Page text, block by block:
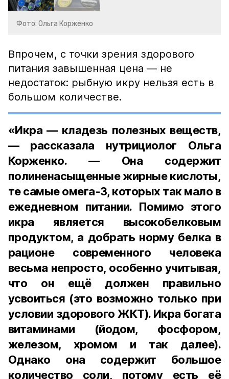
Фото: Ольга Корженко
Впрочем, с точки зрения здорового
питания завышенная цена — не
недостаток: рыбную икру нельзя есть в
большом количестве.
«Икра — кладезь полезных веществ,
— рассказала нутрициолог Ольга
Корженко. — Она содержит
полиненасыщенные жирные кислоты,
те самые омега-3, которых так мало в
ежедневном питании. Помимо этого
икра является высокобелковым
продуктом, а добрать норму белка в
рационе современного человека
весьма непросто, особенно учитывая,
что он ещё должен правильно
усвоиться (это возможно только при
условии здорового ЖКТ). Икра богата
витаминами (йодом, фосфором,
железом, хромом и так далее).
Однако она содержит большое
количество соли, потому есть её